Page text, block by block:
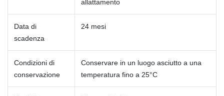
allattamento
Data di
scadenza
24 mesi
Condizioni di
conservazione
Conservare in un luogo asciutto a una
temperatura fino a 25°C